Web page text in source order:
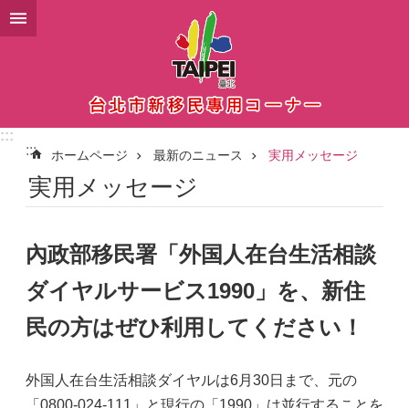
メインコンテンツブロックにスキップ
:::
:::
ホームページ 最新のニュース 実用メッセージ
実用メッセージ
內政部移民署「外国人在台生活相談
ダイヤルサービス1990」を、新住
民の方はぜひ利用してください！
外国人在台生活相談ダイヤルは6月30日まで、元の
「0800-024-111」と現行の「1990」は並行することを